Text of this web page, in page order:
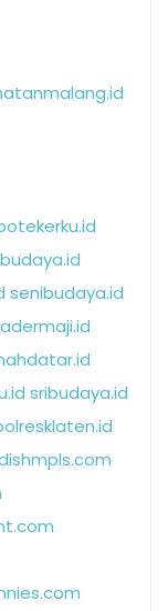
senibudaya.id
sribudaya.id